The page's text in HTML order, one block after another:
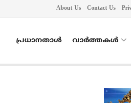
About Us Contact Us
പ്രധാനതാൾ വാർത്തകൾ